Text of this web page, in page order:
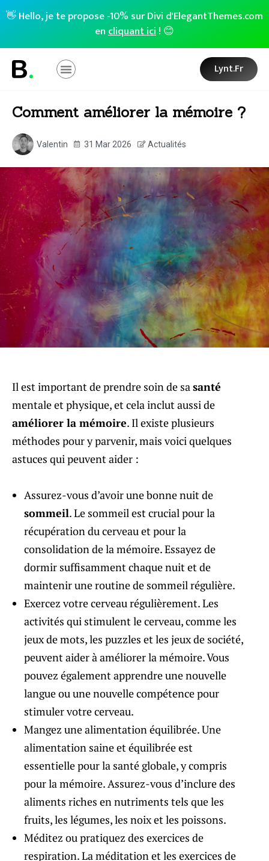
👋 Hello, je te propose -10% sur Divi d'ElegantThemes.com
encliquant ici! 😊
Lynt.fr
Comment améliorer la mémoire ?
Valentin 31 Mar 2026 Actualités
Il est important de prendre soin de sasanté
mentale et physique, et cela inclut aussi de
améliorer la mémoire. Il existe plusieurs
méthodes pour y parvenir, mais voici quelques
astuces qui peuvent aider :
Assurez-vous d’avoir une bonne nuit de
sommeil. Le sommeil est crucial pour la
récupération du cerveau et pour la
consolidation de la mémoire. Essayez de
dormir suffisamment chaque nuit et de
maintenir une routine de sommeil régulière.
Exercez votre cerveau régulièrement. Les
activités qui stimulent le cerveau, comme les
jeux de mots, les puzzles et les jeux de société,
peuvent aider à améliorer la mémoire. Vous
pouvez également apprendre une nouvelle
langue ou une nouvelle compétence pour
stimuler votre cerveau.
Mangez une alimentation équilibrée. Une
alimentation saine et équilibrée est
essentielle pour la santé globale, y compris
pour la mémoire. Assurez-vous d’inclure des
aliments riches en nutriments tels que les
fruits, les légumes, les noix et les poissons.
Méditez ou pratiquez des exercices de
respiration. La méditation et les exercices de